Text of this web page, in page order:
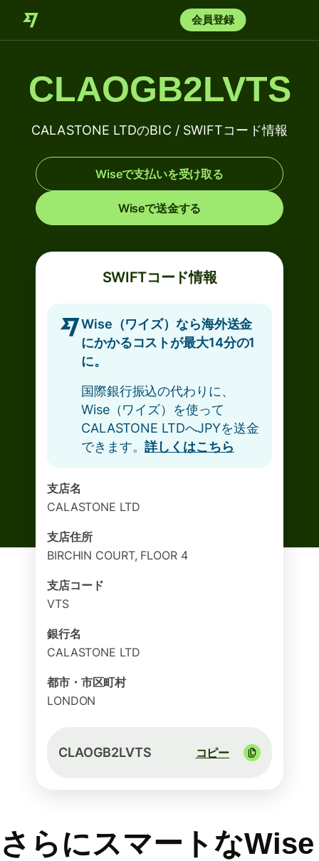
会員登録
CLAOGB2LVTS
CALASTONE LTDのBIC / SWIFTコード情報
Wiseで支払いを受け取る
Wiseで送金する
SWIFTコード情報
Wise（ワイズ）なら海外送金
にかかるコストが最大14分の1
に。
国際銀行振込の代わりに、
Wise（ワイズ）を使って
CALASTONE LTDへJPYを送金
できます。詳しくはこちら
支店名
CALASTONE LTD
支店住所
BIRCHIN COURT, FLOOR 4
支店コード
VTS
銀行名
CALASTONE LTD
都市・市区町村
LONDON
CLAOGB2LVTS コピー
さらにスマートなWise